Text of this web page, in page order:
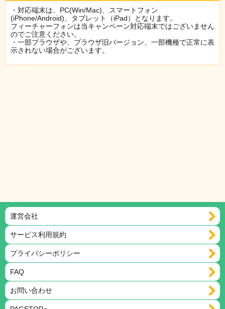
・対応端末は、PC(Win/Mac)、スマートフォン
(iPhone/Android)、タブレット（iPad）となります。
フィーチャーフォンは当キャンペーン対応端末ではございません
のでご注意ください。
・一部ブラウザや、ブラウザ旧バージョン、一部機種で正常に表
示されない場合がございます。
運営会社
サービス利用規約
プライバシーポリシー
FAQ
お問い合わせ